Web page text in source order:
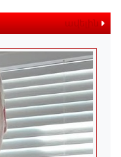
ավելին